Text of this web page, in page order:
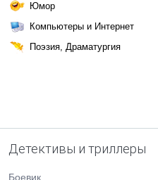
Юмор
Компьютеры и Интернет
Поэзия, Драматургия
Детективы и триллеры
Боевик